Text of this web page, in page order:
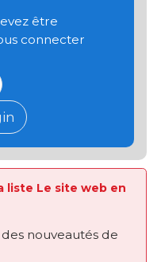
être
connecter
liste Le site web en
nouveautés de